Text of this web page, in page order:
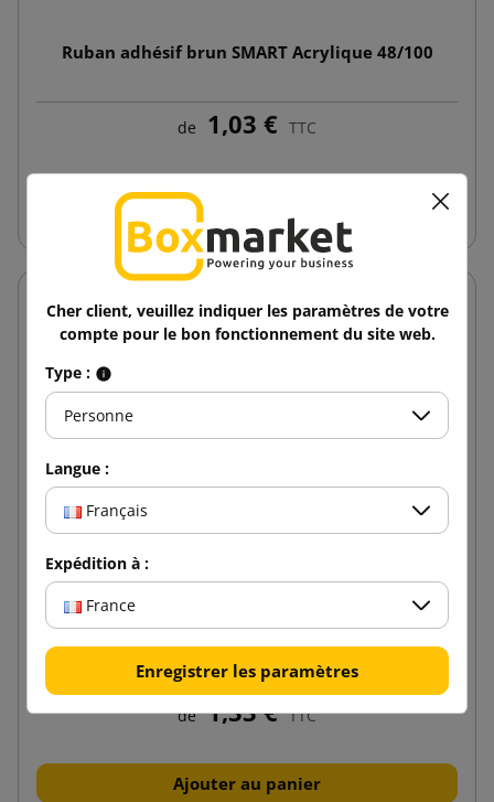
Ruban adhésif brun SMART Acrylique 48/100
de 1,03 € TTC
Ajouter au panier
48/60
de 1,33 € TTC
Ajouter au panier
Cher client, veuillez indiquer les paramètres de votre
compte pour le bon fonctionnement du site web.
Type :
Personne
Langue :
Français
Expédition à :
France
Enregistrer les paramètres